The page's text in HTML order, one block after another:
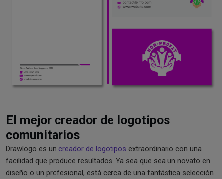
El mejor creador de logotipos
comunitarios
Drawlogo es un creador de logotipos extraordinario con una
facilidad que produce resultados. Ya sea que sea un novato en
diseño o un profesional, está cerca de una fantástica selección